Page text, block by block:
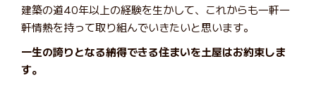
建築の道40年以上の経験を生かして、これからも一軒一
軒情熱を持って取り組んでいきたいと思います。
一生の誇りとなる納得できる住まいを土屋はお約束しま
す。